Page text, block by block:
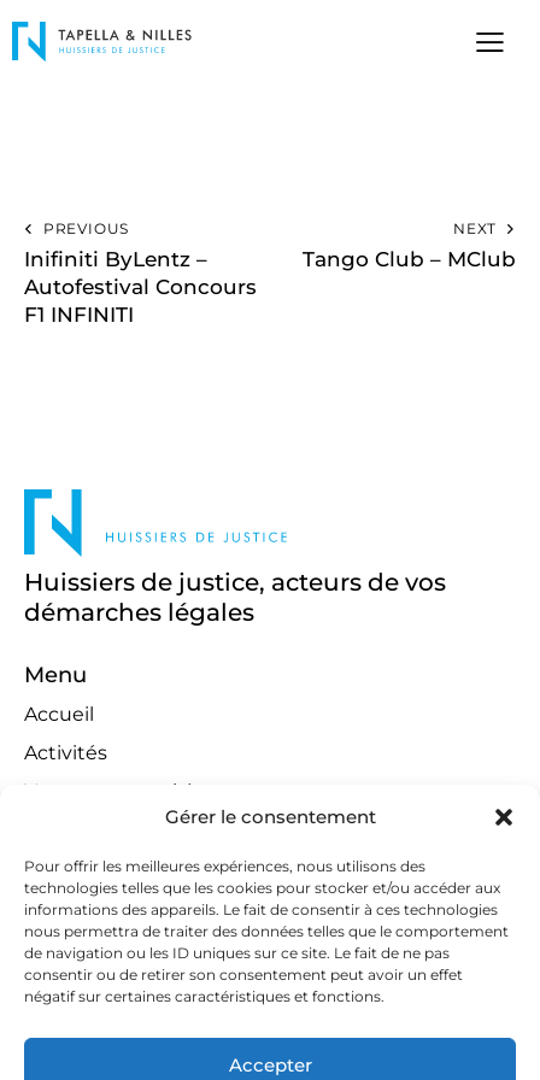
Gérer le consentement
Pour offrir les meilleures expériences, nous utilisons des
technologies telles que les cookies pour stocker et/ou accéder aux
informations des appareils. Le fait de consentir à ces technologies
nous permettra de traiter des données telles que le comportement
de navigation ou les ID uniques sur ce site. Le fait de ne pas
consentir ou de retirer son consentement peut avoir un effet
négatif sur certaines caractéristiques et fonctions.
Accepter
PREVIOUS
Inifiniti ByLentz –
Autofestival Concours
F1 INFINITI
NEXT
Tango Club – MClub
Huissiers de justice, acteurs de vos
démarches légales
Menu
Accueil
Activités
Ventes aux enchères
Compétences territoriales
Jeux concours
Liens
Contact
Contactez-nous